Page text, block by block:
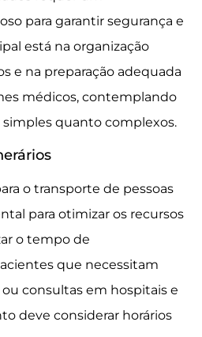
para garantir segurança e
está na organização
e na preparação adequada
médicos, contemplando
quanto complexos.
o transporte de pessoas
para otimizar os recursos
o tempo de
que necessitam
ou consultas em hospitais e
deve considerar horários